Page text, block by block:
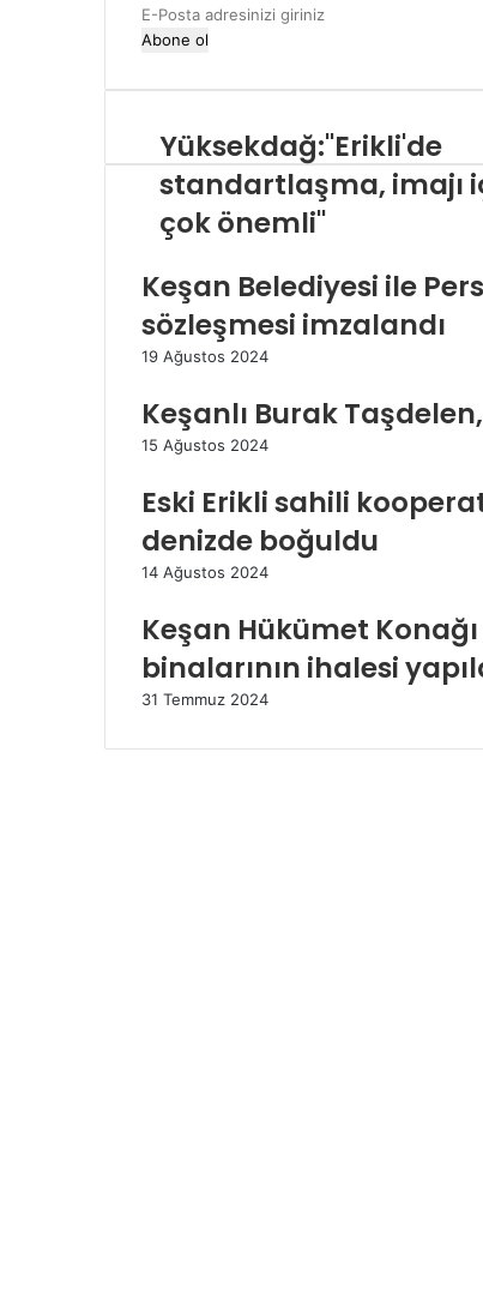
E-
Posta
giriniz
Yüksekdağ:"Erikli'de
standartlaşma, imajı
çok önemli"
Keşan Belediyesi ile
sözleşmesi imzalandı
19 Ağustos 2024
Keşanlı Burak
15 Ağustos 2024
Eski Erikli sahili
denizde boğuldu
14 Ağustos 2024
Keşan Hükümet
binalarının ihalesi
31 Temmuz 2024